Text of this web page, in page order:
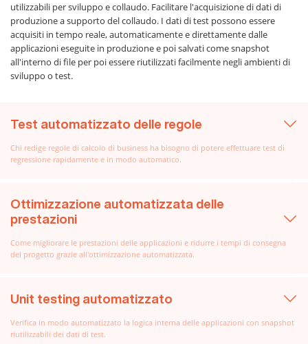
utilizzabili per sviluppo e collaudo. Facilitare l'acquisizione di dati di
produzione a supporto del collaudo. I dati di test possono essere
acquisiti in tempo reale, automaticamente e direttamente dalle
applicazioni eseguite in produzione e poi salvati come snapshot
all'interno di file per poi essere riutilizzati facilmente negli ambienti di
sviluppo o test.
Test automatizzato delle regole
Chi redige regole di calcolo di business ha bisogno di potere effettuare test di
regressione rapidamente e in modo automatico.
Ottimizzazione automatizzata delle
prestazioni
Come migliorare le prestazioni delle applicazioni e ridurre i tempi di consegna
del progetto grazie all'ottimizzazione automatizzata.
Unit testing automatizzato
Verifica in modo automatizzato la logica interna delle applicazioni con snapshot
riutilizzabili dei dati di test.